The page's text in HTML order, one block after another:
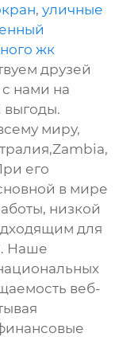
,уличные
жк
друзей
с нами на
выгоды.
миру,
его
в мире
низкой
для
Наше
веб-